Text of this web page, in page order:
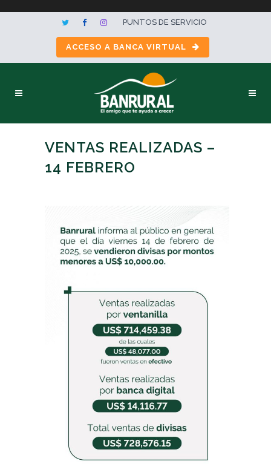
PUNTOS DE SERVICIO
ACCESO A BANCA VIRTUAL
VENTAS REALIZADAS –
14 FEBRERO